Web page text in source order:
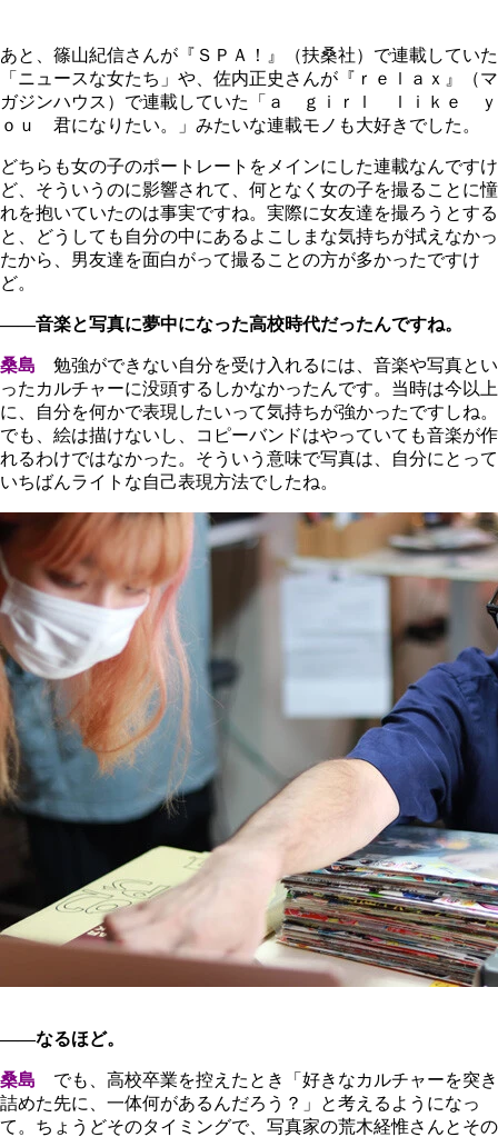
あと、篠山紀信さんが『ＳＰＡ！』（扶桑社）で連載していた
「ニュースな女たち」や、佐内正史さんが『ｒｅｌａｘ』（マ
ガジンハウス）で連載していた「ａ ｇｉｒｌ ｌｉｋｅ ｙ
ｏｕ 君になりたい。」みたいな連載モノも大好きでした。
どちらも女の子のポートレートをメインにした連載なんですけ
ど、そういうのに影響されて、何となく女の子を撮ることに憧
れを抱いていたのは事実ですね。実際に女友達を撮ろうとする
と、どうしても自分の中にあるよこしまな気持ちが拭えなかっ
たから、男友達を面白がって撮ることの方が多かったですけ
ど。
――音楽と写真に夢中になった高校時代だったんですね。
桑島 勉強ができない自分を受け入れるには、音楽や写真とい
ったカルチャーに没頭するしかなかったんです。当時は今以上
に、自分を何かで表現したいって気持ちが強かったですしね。
でも、絵は描けないし、コピーバンドはやっていても音楽が作
れるわけではなかった。そういう意味で写真は、自分にとって
いちばんライトな自己表現方法でしたね。
――なるほど。
桑島 でも、高校卒業を控えたとき「好きなカルチャーを突き
詰めた先に、一体何があるんだろう？」と考えるようになっ
て。ちょうどそのタイミングで、写真家の荒木経惟さんとその